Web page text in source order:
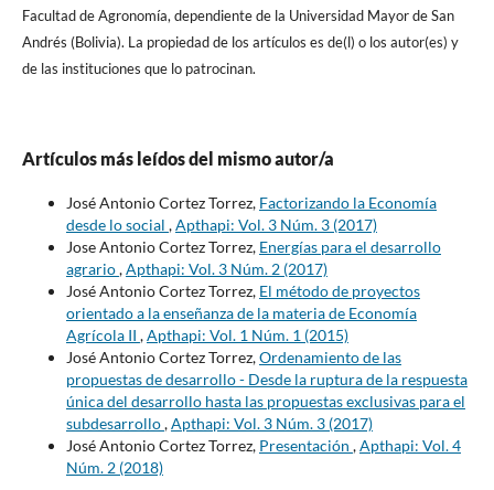
Facultad de Agronomí­a, dependiente de la Universidad Mayor de San
Andrés (Bolivia). La propiedad de los artí­culos es de(l) o los autor(es) y
de las instituciones que lo patrocinan.
Artículos más leídos del mismo autor/a
José Antonio Cortez Torrez, Factorizando la Economía
desde lo social ,Apthapi: Vol. 3 Núm. 3 (2017)
Jose Antonio Cortez Torrez, Energías para el desarrollo
agrario,Apthapi: Vol. 3 Núm. 2 (2017)
José Antonio Cortez Torrez, El método de proyectos
orientado a la enseñanza de la materia de Economía
Agrícola II ,Apthapi: Vol. 1 Núm. 1 (2015)
José Antonio Cortez Torrez,Ordenamiento de las
propuestas de desarrollo - Desde la ruptura de la respuesta
única del desarrollo hasta las propuestas exclusivas para el
subdesarrollo,Apthapi: Vol. 3 Núm. 3 (2017)
José Antonio Cortez Torrez, Presentación ,Apthapi: Vol. 4
Núm. 2 (2018)